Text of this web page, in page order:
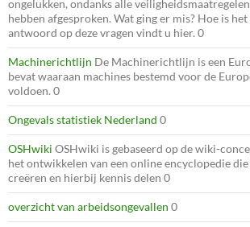
ongelukken, ondanks alle
hebben afgesproken. Wat ging er mis? Hoe is
antwoord op deze vragen vindt u hier. 0
Machinerichtlijn De Machinerichtlijn is een
bevat waaraan machines bestemd voor de
voldoen. 0
Ongevals statistiek Nederland 0
OSHwiki OSHwiki is gebaseerd op de wiki-
het ontwikkelen van een online encyclopedie
creëren en hierbij kennis delen 0
overzicht van arbeidsongevallen 0